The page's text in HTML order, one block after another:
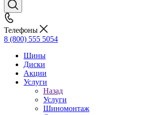
Телефоны
8 (800) 555 5054
Шины
Диски
Акции
Услуги
Назад
Услуги
Шиномонтаж